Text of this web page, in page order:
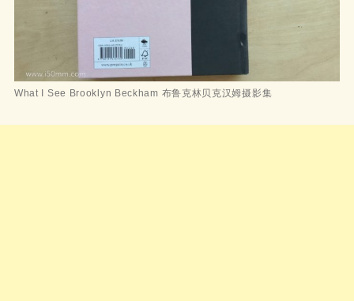
What I See Brooklyn Beckham 布鲁克林贝克汉姆摄影集